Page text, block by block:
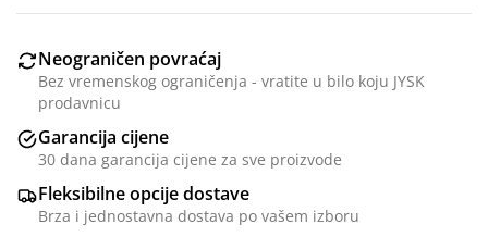
Neograničen povraćaj
Bez vremenskog ograničenja - vratite u bilo koju JYSK
prodavnicu
Garancija cijene
30 dana garancija cijene za sve proizvode
Fleksibilne opcije dostave
Brza i jednostavna dostava po vašem izboru